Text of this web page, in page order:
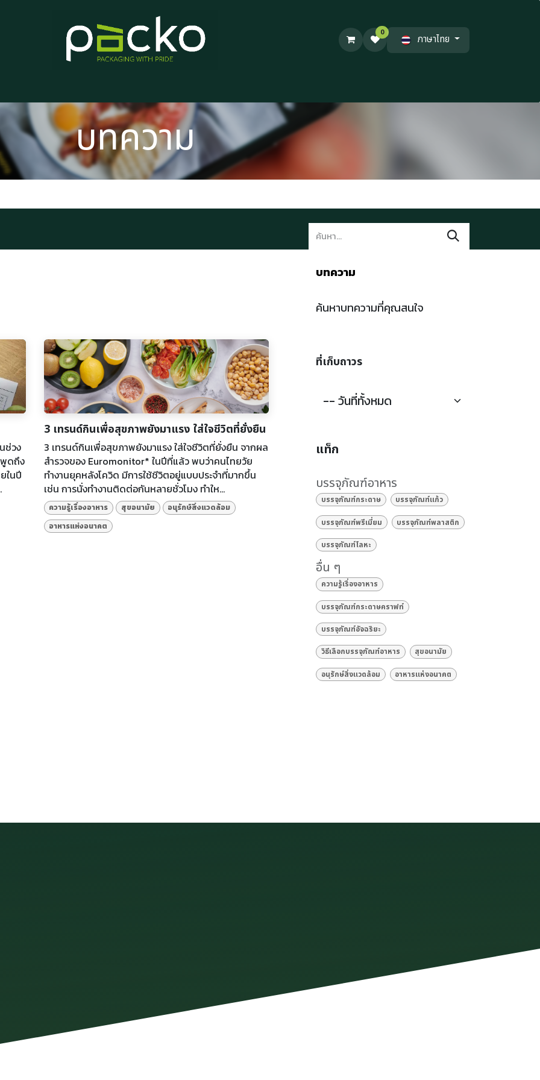
0
ภาษาไทย
บทความ
ช่วง
พูดถึง
ในปี
3 เทรนด์กินเพื่อสุขภาพยังมาแรง ใส่ใจชีวิตที่ยั่งยืน
3 เทรนด์กินเพื่อสุขภาพยังมาแรง ใส่ใจชีวิตที่ยั่งยืน จากผล
สำรวจของ Euromonitor* ในปีที่แล้ว พบว่าคนไทยวัย
ทำงานยุคหลังโควิด มีการใช้ชีวิตอยู่แบบประจำที่มากขึ้น
เช่น การนั่งทำงานติดต่อกันหลายชั่วโมง ทำให...
ความรู้เรื่องอาหาร สุขอนามัย
อนุรักษ์สิ่งแวดล้อม
อาหารแห่งอนาคต
บทความ
ค้นหาบทความที่คุณสนใจ
ที่เก็บถาวร
แท็ก
บรรจุภัณฑ์อาหาร
บรรจุภัณฑ์กระดาษ บรรจุภัณฑ์แก้ว
บรรจุภัณฑ์พรีเมี่ยม บรรจุภัณฑ์พลาสติก
บรรจุภัณฑ์โลหะ
อื่น ๆ
ความรู้เรื่องอาหาร
บรรจุภัณฑ์กระดาษคราฟท์
บรรจุภัณฑ์อัจฉริยะ
วิธีเลือกบรรจุภัณฑ์อาหาร สุขอนามัย
อนุรักษ์สิ่งแวดล้อม อาหารแห่งอนาคต